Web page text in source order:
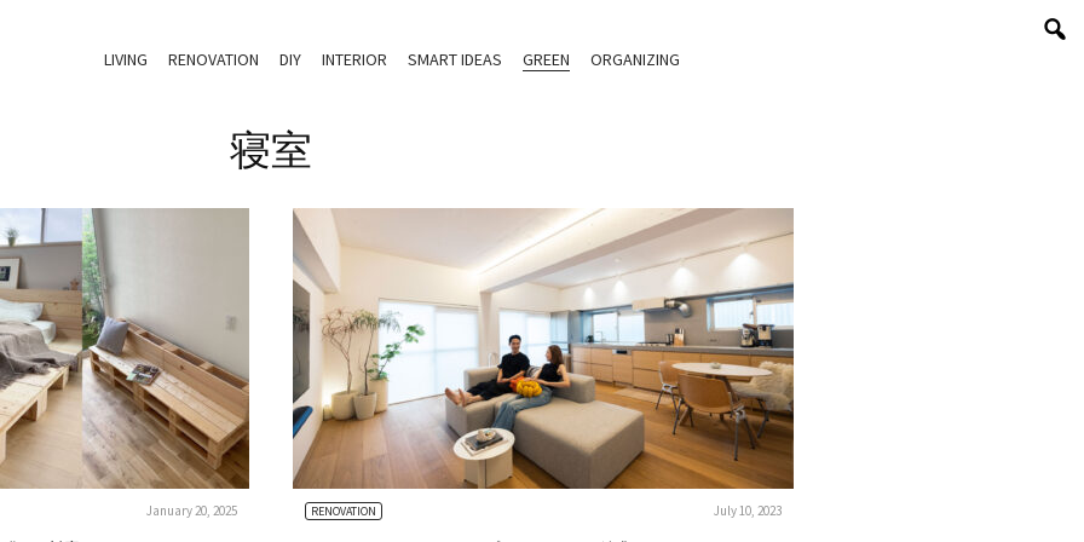
LIVING RENOVATION DIY INTERIOR SMART IDEAS GREEN ORGANIZING
寝室
January 20, 2025 RENOVATION July 10, 2023